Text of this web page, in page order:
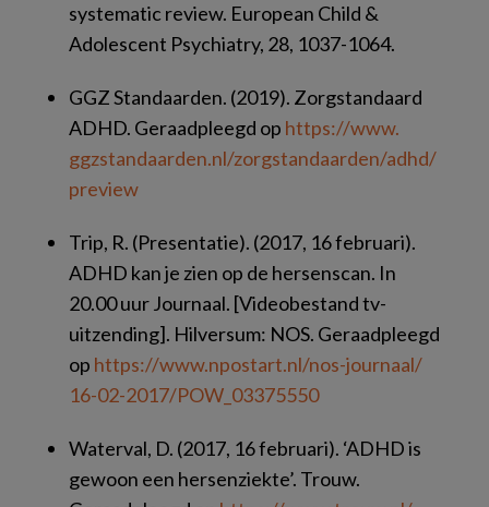
systematic review. European Child &
Adolescent Psychiatry, 28, 1037-1064.
GGZ Standaarden. (2019). Zorgstandaard
ADHD. Geraadpleegd op https://​www.​
ggzstandaarden.​nl/​zorgstandaarden/​adhd/​
preview
Trip, R. (Presentatie). (2017, 16 februari).
ADHD kan je zien op de hersenscan. In
20.00 uur Journaal. [Videobestand tv-
uitzending]. Hilversum: NOS. Geraadpleegd
op https://​www.​npostart.​nl/​nos-journaal/​
16-02-2017/​POW_​03375550
Waterval, D. (2017, 16 februari). ‘ADHD is
gewoon een hersenziekte’. Trouw.